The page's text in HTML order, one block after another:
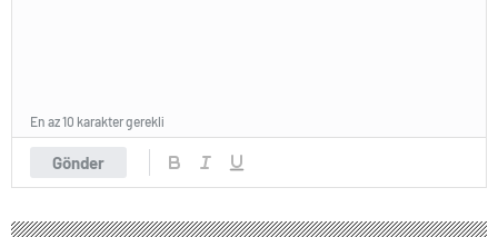
Gönder
En az 10 karakter gerekli